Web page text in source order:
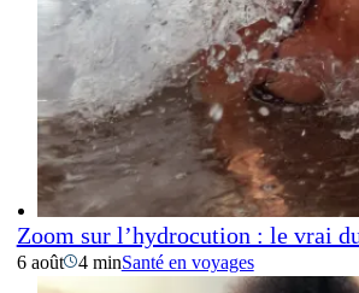
Zoom sur l’hydrocution : le vrai
6 août 4 minSanté en voyages